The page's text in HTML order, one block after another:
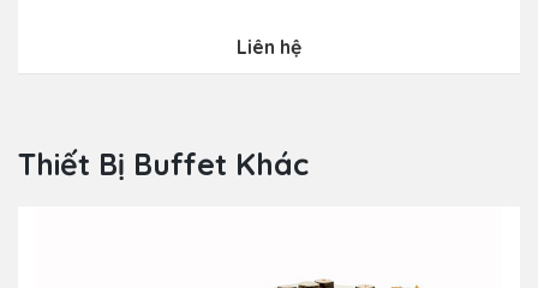
Liên hệ
Thiết Bị Buffet Khác